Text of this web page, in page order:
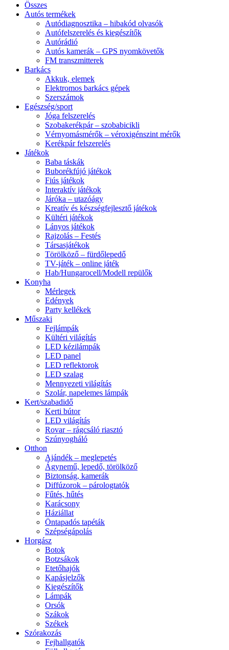
Összes
Autós termékek
Autódiagnosztika – hibakód olvasók
Autófelszerelés és kiegészítők
Autórádió
Autós kamerák – GPS nyomkövetők
FM transzmitterek
Barkács
Akkuk, elemek
Elektromos barkács gépek
Szerszámok
Egészség/sport
Jóga felszerelés
Szobakerékpár – szobabicikli
Vérnyomásmérők – véroxigénszint mérők
Kerékpár felszerelés
Játékok
Baba táskák
Buborékfújó játékok
Fiús játékok
Interaktív játékok
Járóka – utazóágy
Kreatív és készségfejlesztő játékok
Kültéri játékok
Lányos játékok
Rajzolás – Festés
Társasjátékok
Törölköző – fürdőlepedő
TV-játék – online játék
Hab/Hungarocell/Modell repülők
Konyha
Mérlegek
Edények
Party kellékek
Műszaki
Fejlámpák
Kültéri világítás
LED kézilámpák
LED panel
LED reflektorok
LED szalag
Mennyezeti világítás
Szolár, napelemes lámpák
Kert/szabadidő
Kerti bútor
LED világítás
Rovar – rágcsáló riasztó
Szúnyogháló
Otthon
Ajándék – meglepetés
Ágynemű, lepedő, törölköző
Biztonság, kamerák
Diffúzorok – párologtatók
Fűtés, hűtés
Karácsony
Háziállat
Öntapadós tapéták
Szépségápolás
Horgász
Botok
Botzsákok
Etetőhajók
Kapásjelzők
Kiegészítők
Lámpák
Orsók
Szákok
Székek
Szórakozás
Fejhallgatók